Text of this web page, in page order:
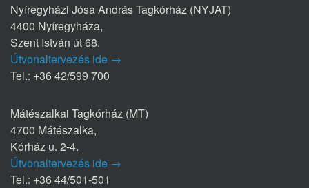
Nyíregyházi Jósa András Tagkórház (NYJAT)
4400 Nyíregyháza,
Szent István út 68.
Útvonaltervezés ide →
Tel.: +36 42/599 700
Mátészalkai Tagkórház (MT)
4700 Mátészalka,
Kórház u. 2-4.
Útvonaltervezés ide →
Tel.: +36 44/501-501